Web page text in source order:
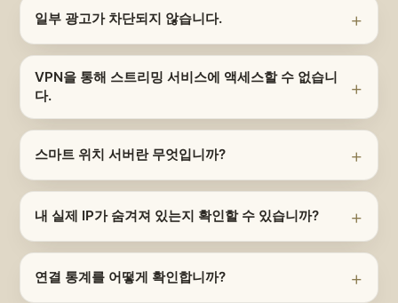
일부 광고가 차단되지 않습니다.
VPN을 통해 스트리밍 서비스에 액세스할 수 없습니
다.
스마트 위치 서버란 무엇입니까?
내 실제 IP가 숨겨져 있는지 확인할 수 있습니까?
연결 통계를 어떻게 확인합니까?